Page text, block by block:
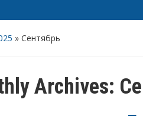
» Сентябрь
Archives: